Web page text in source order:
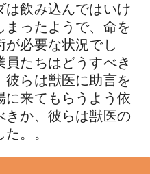
は飲み込んではいけ
まったようで、命を
必要な状況でし
たちはどうすべき
彼らは獣医に助言を
に来てもらうよう依
きか、彼らは獣医の
。。